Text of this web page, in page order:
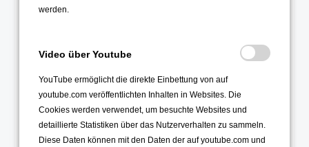
März 2022
Januar 2022
2021
Dezember 2021
werden.
Video über Youtube
YouTube ermöglicht die direkte Einbettung von auf
youtube.com veröffentlichten Inhalten in Websites. Die
Cookies werden verwendet, um besuchte Websites und
detaillierte Statistiken über das Nutzerverhalten zu sammeln.
Diese Daten können mit den Daten der auf youtube.com und